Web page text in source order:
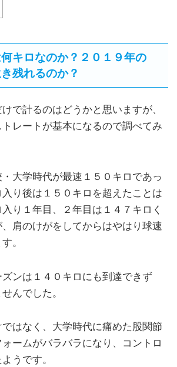
キロなのか？２０１９年の
残れるのか？
で計るのはどうかと思いますが、
レートが基本になるので調べてみ
大学時代が最速１５０キロであっ
り後は１５０キロを超えたことは
り１年目、２年目は１４７キロく
肩のけがをしてからはやはり球速
。
ンは１４０キロにも到達できず
んでした。
はなく、大学時代に痛めた股関節
ームがバラバラになり、コントロ
うです。